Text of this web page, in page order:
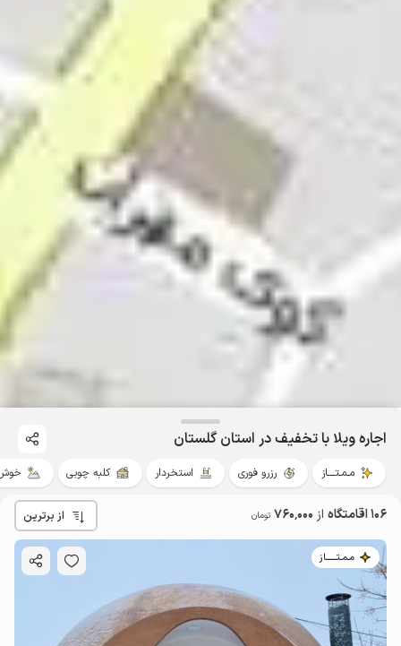
اجاره ویلا با تخفیف در استان گلستان
مـمـتــــاز رزرو فوری استخردار کلبه چوبی
106 اقامتگاه از 760٬000 تومان از برترین
مـمـتــــــاز